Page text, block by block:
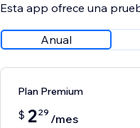
Esta app ofrece una
Anual
Plan Premium
$ 229 /mes